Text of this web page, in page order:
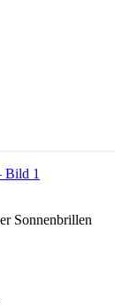
Sonnenbrillen